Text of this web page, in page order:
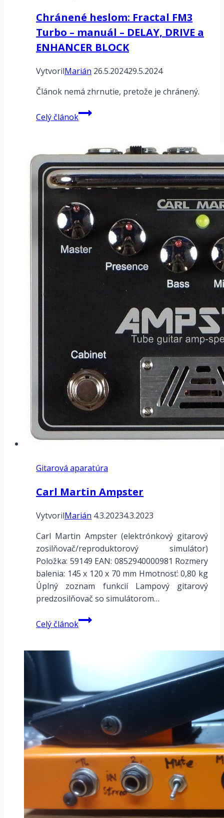
1.0.2
k
dispozícii
Chránené heslom: Fractal FM3
Turbo – manuál – DELAY, DRIVE a
ENHANCER BLOCK
VytvorilMarián 26.5.202429.5.2024
Článok nemá zhrnutie, pretože je chránený.
Celý článokChránené
heslom:
FM3
Turbo
–
manuál
DELAY,
DRIVE
a
ENHANCER
Gitarová aparatúra
Carl Martin Ampster
VytvorilMarián 4.3.20234.3.2023
Carl Martin Ampster (elektrónkový gitarový
zosilňovač/reproduktorový simulátor)
Položka: 59149 EAN: 0852940000981 Rozmery
balenia: 145 x 120 x 70 mm Hmotnosť: 0,80 kg
Úplný zoznam funkcií Lampový gitarový
predzosilňovač so simulátorom…
Celý článokCarl
Martin